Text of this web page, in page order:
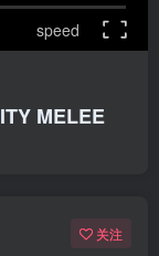
speed
MELEE
关注